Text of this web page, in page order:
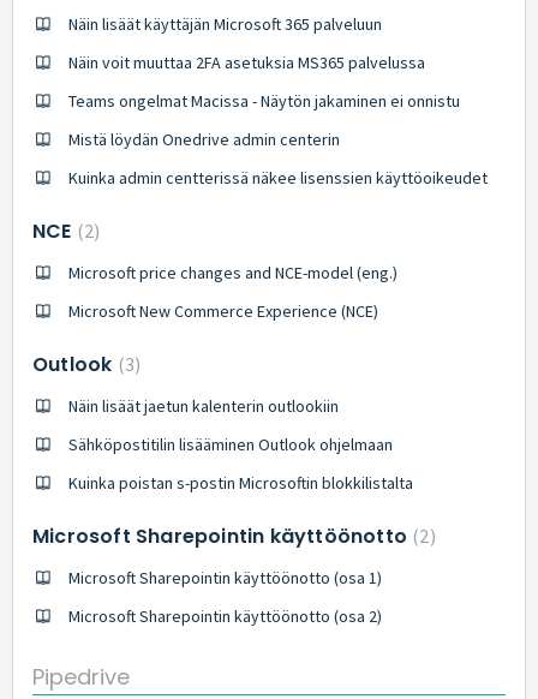
Näin lisäät käyttäjän Microsoft 365 palveluun
Näin voit muuttaa 2FA asetuksia MS365 palvelussa
Teams ongelmat Macissa - Näytön jakaminen ei onnistu
Mistä löydän Onedrive admin centerin
Kuinka admin centterissä näkee lisenssien käyttöoikeudet
NCE 2
Microsoft price changes and NCE-model (eng.)
Microsoft New Commerce Experience (NCE)
Outlook 3
Näin lisäät jaetun kalenterin outlookiin
Sähköpostitilin lisääminen Outlook ohjelmaan
Kuinka poistan s-postin Microsoftin blokkilistalta
Microsoft Sharepointin käyttöönotto 2
Microsoft Sharepointin käyttöönotto (osa 1)
Microsoft Sharepointin käyttöönotto (osa 2)
Pipedrive